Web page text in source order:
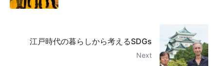
江戸時代の暮らしから考えるSDGs
Next